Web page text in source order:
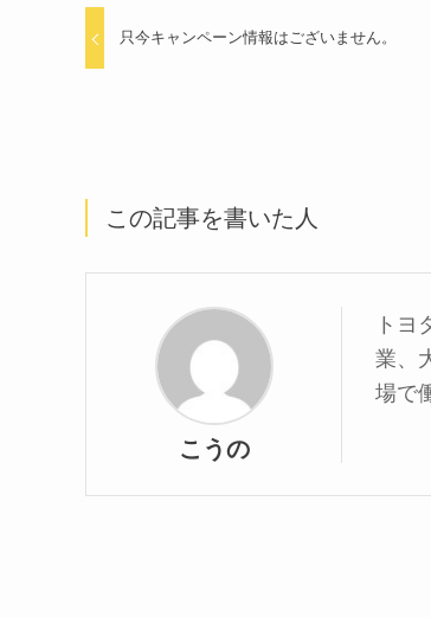
只今キャンペーン情報はございません。
この記事を書いた人
こうの
トヨ
業、
場で